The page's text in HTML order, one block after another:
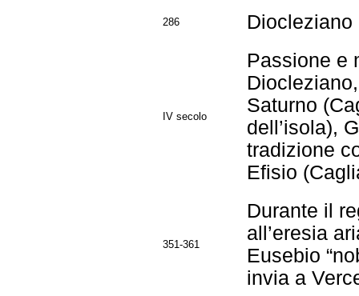
286
IV secolo
Passione e
Saturno
dell’isola),
tradizione
Efisio
351-361
Durante il
all’eresia
Eusebio
invia a